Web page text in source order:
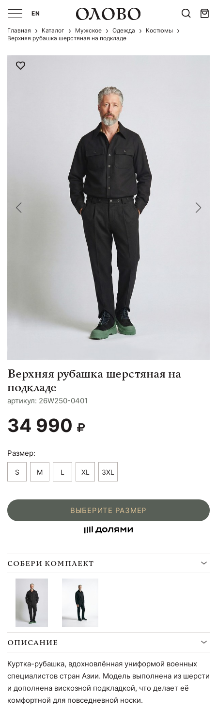
EN
Главная Каталог Мужcкое Одежда
Костюмы
Верхняя рубашка шерстяная на подкладе
Верхняя рубашка шерстяная на
подкладе
aртикул: 26W250-0401
34 990
Размер:
S M L XL 3XL
ВЫБЕРИТЕ РАЗМЕР
СОБЕРИ КОМПЛЕКТ
ОПИСАНИЕ
Куртка-рубашка, вдохновлённая униформой военных
специалистов стран Азии. Модель выполнена из шерсти
и дополнена вискозной подкладкой, что делает её
комфортной для повседневной носки.